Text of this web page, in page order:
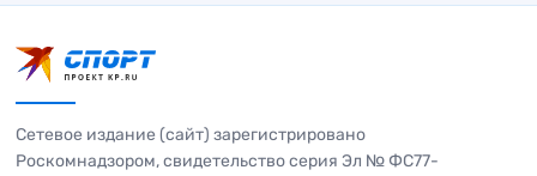
Сетевое издание (сайт) зарегистрировано
Роскомнадзором, свидетельство серия Эл № ФС77-